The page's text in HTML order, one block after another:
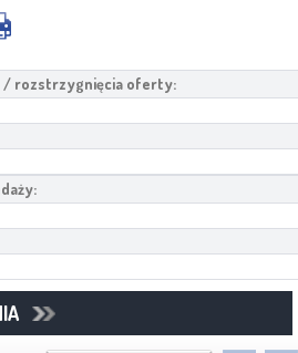
/ rozstrzygnięcia oferty: